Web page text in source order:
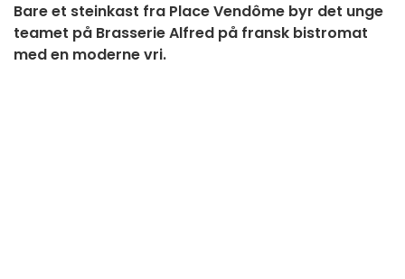
Bare et steinkast fra Place Vendôme byr det unge
teamet på Brasserie Alfred på fransk bistromat
med en moderne vri.